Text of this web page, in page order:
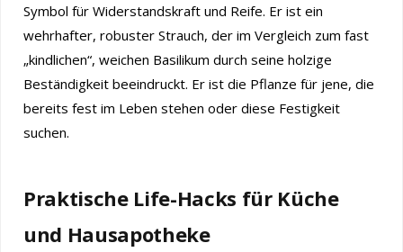
Symbol für Widerstandskraft und Reife. Er ist ein
wehrhafter, robuster Strauch, der im Vergleich zum fast
„kindlichen“, weichen Basilikum durch seine holzige
Beständigkeit beeindruckt. Er ist die Pflanze für jene, die
bereits fest im Leben stehen oder diese Festigkeit
suchen.
Praktische Life-Hacks für Küche
und Hausapotheke